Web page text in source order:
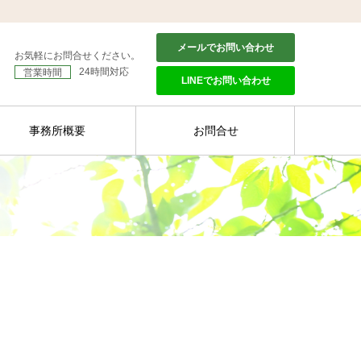
お気軽にお問合せください。
営業時間
24時間対応
メールでお問い合わせ
LINEでお問い合わせ
事務所概要 お問合せ